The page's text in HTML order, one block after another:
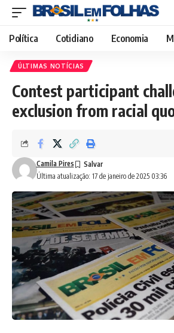
Política Cotidiano Economia
ÚLTIMAS NOTÍCIAS
Contest participant
exclusion from racial
Última atualização: 17 de janeiro de 2025 03:36
Camila Pires